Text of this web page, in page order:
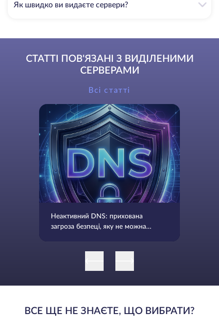
Як швидко ви видаєте сервери?
СТАТТІ ПОВ'ЯЗАНІ З ВИДІЛЕНИМИ
СЕРВЕРАМИ
Всі статті
Неактивний DNS: прихована
загроза безпеці, яку не можна
ВСЕ ЩЕ НЕ ЗНАЄТЕ, ЩО ВИБРАТИ?